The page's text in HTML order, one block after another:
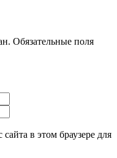
Обязательные поля
в этом браузере для